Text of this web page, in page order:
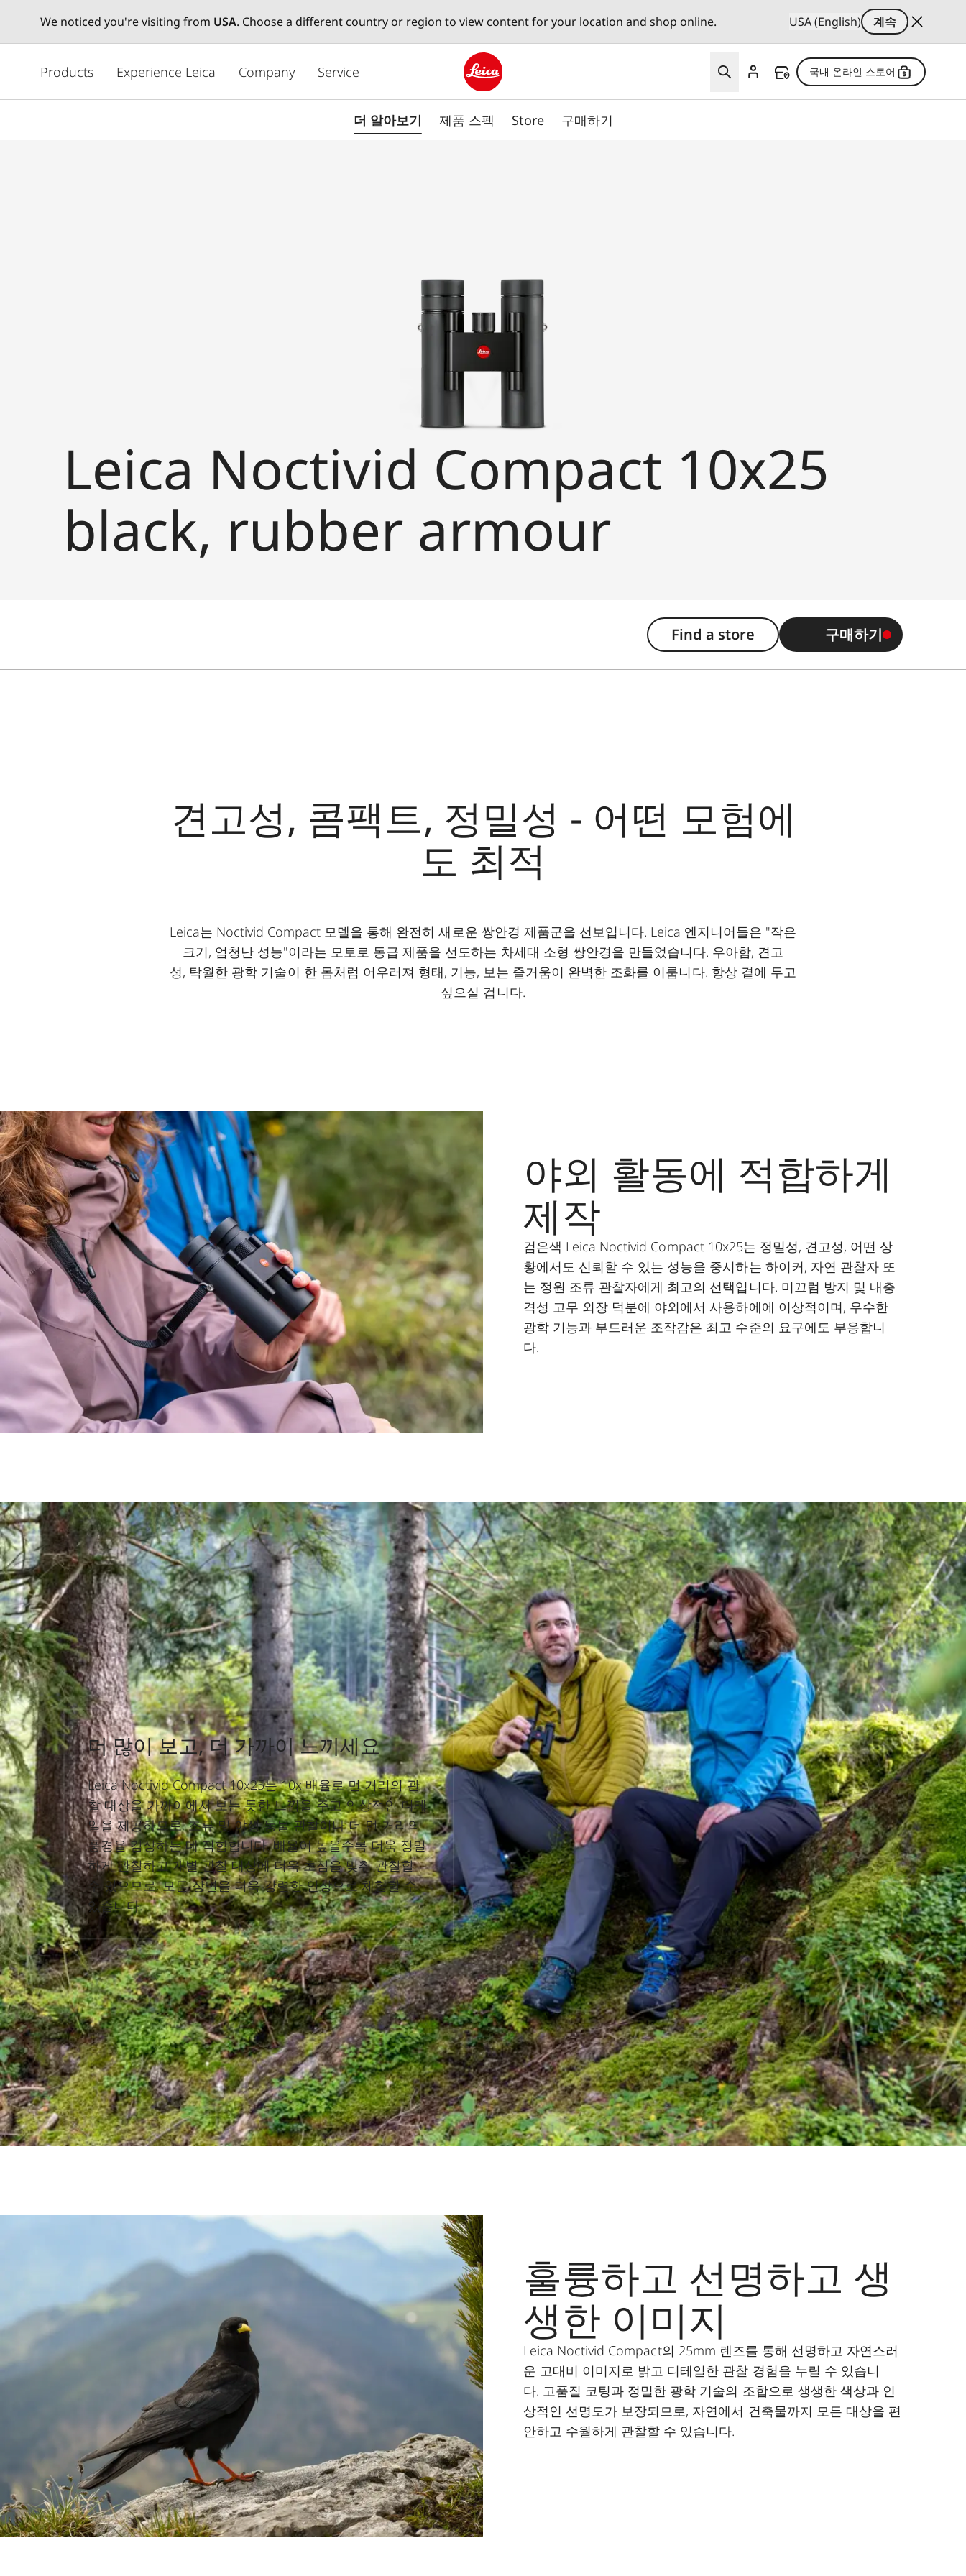
We noticed you're visiting from USA. Choose a different country or region to view content for your location and shop online. USA (English)
계속
텐
Products Experience Leica Company Service
Leica logo - Home
국내 온라인 스토어
더 알아보기 제품 스펙 Store 구매하기
Leica Noctivid Compact 10x25
black, rubber armour
Find a store 구매하기
견고성, 콤팩트, 정밀성 - 어떤 모험에
도 최적
Leica는 Noctivid Compact 모델을 통해 완전히 새로운 쌍안경 제품군을 선보입니다. Leica 엔지니어들은 "작은
크기, 엄청난 성능"이라는 모토로 동급 제품을 선도하는 차세대 소형 쌍안경을 만들었습니다. 우아함, 견고
성, 탁월한 광학 기술이 한 몸처럼 어우러져 형태, 기능, 보는 즐거움이 완벽한 조화를 이룹니다. 항상 곁에 두고
싶으실 겁니다.
야외 활동에 적합하게
제작
검은색 Leica Noctivid Compact 10x25는 정밀성, 견고성, 어떤 상
황에서도 신뢰할 수 있는 성능을 중시하는 하이커, 자연 관찰자 또
는 정원 조류 관찰자에게 최고의 선택입니다. 미끄럼 방지 및 내충
격성 고무 외장 덕분에 야외에서 사용하에에 이상적이며, 우수한
광학 기능과 부드러운 조작감은 최고 수준의 요구에도 부응합니
다.
더 많이 보고, 더 가까이 느끼세요
Leica Noctivid Compact 10x25는 10x 배율로 먼 거리의 관
찰 대상을 가까이에서 보는 듯한 느낌을 주고 인상적인 디테
일을 제공하므로, 조류 및 야생 동물 관찰이나 더 먼 거리의
풍경을 감상하는 데 적합합니다. 배율이 높을수록 더욱 정밀
하게 관찰하고 개별 관찰 대상에 더욱 초점을 맞춰 관찰할
수 있으므로, 모든 장면을 더욱 강렬한 인상으로 체험할 수
있습니다.
훌륭하고 선명하고 생
생한 이미지
Leica Noctivid Compact의 25mm 렌즈를 통해 선명하고 자연스러
운 고대비 이미지로 밝고 디테일한 관찰 경험을 누릴 수 있습니
다. 고품질 코팅과 정밀한 광학 기술의 조합으로 생생한 색상과 인
상적인 선명도가 보장되므로, 자연에서 건축물까지 모든 대상을 편
안하고 수월하게 관찰할 수 있습니다.